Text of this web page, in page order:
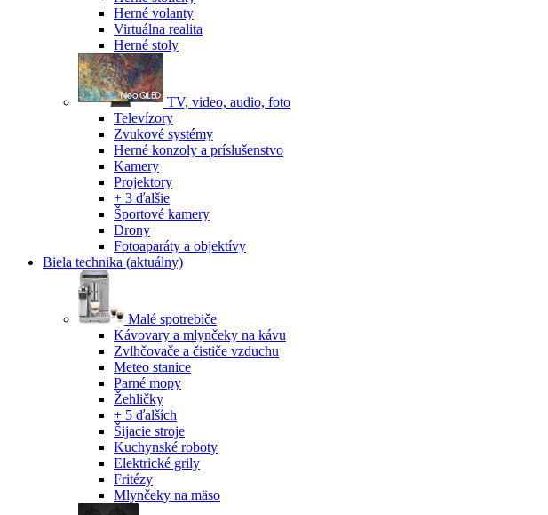
Herné volanty
Virtuálna realita
Herné stoly
TV, video, audio, foto
Televízory
Zvukové systémy
Herné konzoly a príslušenstvo
Kamery
Projektory
+ 3 ďalšie
Športové kamery
Drony
Fotoaparáty a objektívy
Biela technika (aktuálny)
Malé spotrebiče
Kávovary a mlynčeky na kávu
Zvlhčovače a čističe vzduchu
Meteo stanice
Parné mopy
Žehličky
+ 5 ďalších
Šijacie stroje
Kuchynské roboty
Elektrické grily
Fritézy
Mlynčeky na mäso